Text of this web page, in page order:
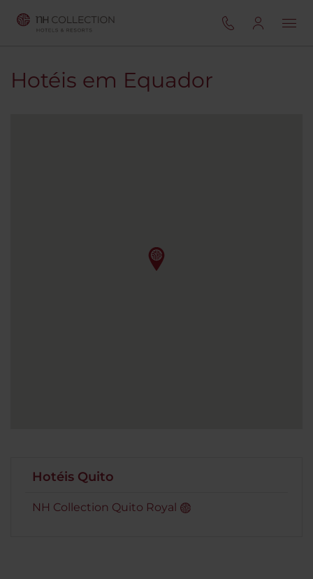
Hotéis em Equador
Hotéis Quito
NH Collection Quito Royal